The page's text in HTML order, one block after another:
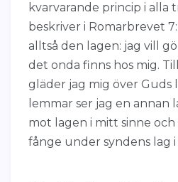
kvarvarande princip i alla
beskriver i Romarbrevet
alltså den lagen: jag vill
det onda finns hos mig.
gläder jag mig över Guds
lemmar ser jag en annan
mot lagen i mitt sinne och
fånge under syndens lag i